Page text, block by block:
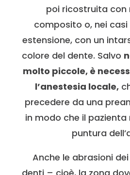
poi ricostruita con
composito o, nei
estensione, con un
colore del dente. Salvo
molto piccole, è
l’anestesia locale,
precedere da una
in modo che il
puntura
Anche le abrasioni